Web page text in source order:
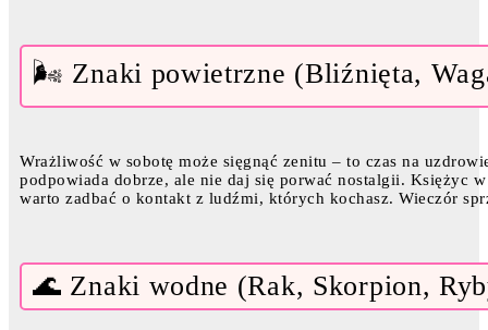
🌬️ Znaki powietrzne (Bliźnięta,
Wrażliwość w sobotę może sięgnąć zenitu – to czas na
podpowiada dobrze, ale nie daj się porwać nostalgii. Księżyc
warto zadbać o kontakt z ludźmi, których kochasz. Wieczór
🌊 Znaki wodne (Rak, Skorpion,